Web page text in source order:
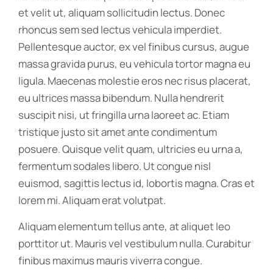
et velit ut, aliquam sollicitudin lectus. Donec
rhoncus sem sed lectus vehicula imperdiet.
Pellentesque auctor, ex vel finibus cursus, augue
massa gravida purus, eu vehicula tortor magna eu
ligula. Maecenas molestie eros nec risus placerat,
eu ultrices massa bibendum. Nulla hendrerit
suscipit nisi, ut fringilla urna laoreet ac. Etiam
tristique justo sit amet ante condimentum
posuere. Quisque velit quam, ultricies eu urna a,
fermentum sodales libero. Ut congue nisl
euismod, sagittis lectus id, lobortis magna. Cras et
lorem mi. Aliquam erat volutpat.
Aliquam elementum tellus ante, at aliquet leo
porttitor ut. Mauris vel vestibulum nulla. Curabitur
finibus maximus mauris viverra congue.